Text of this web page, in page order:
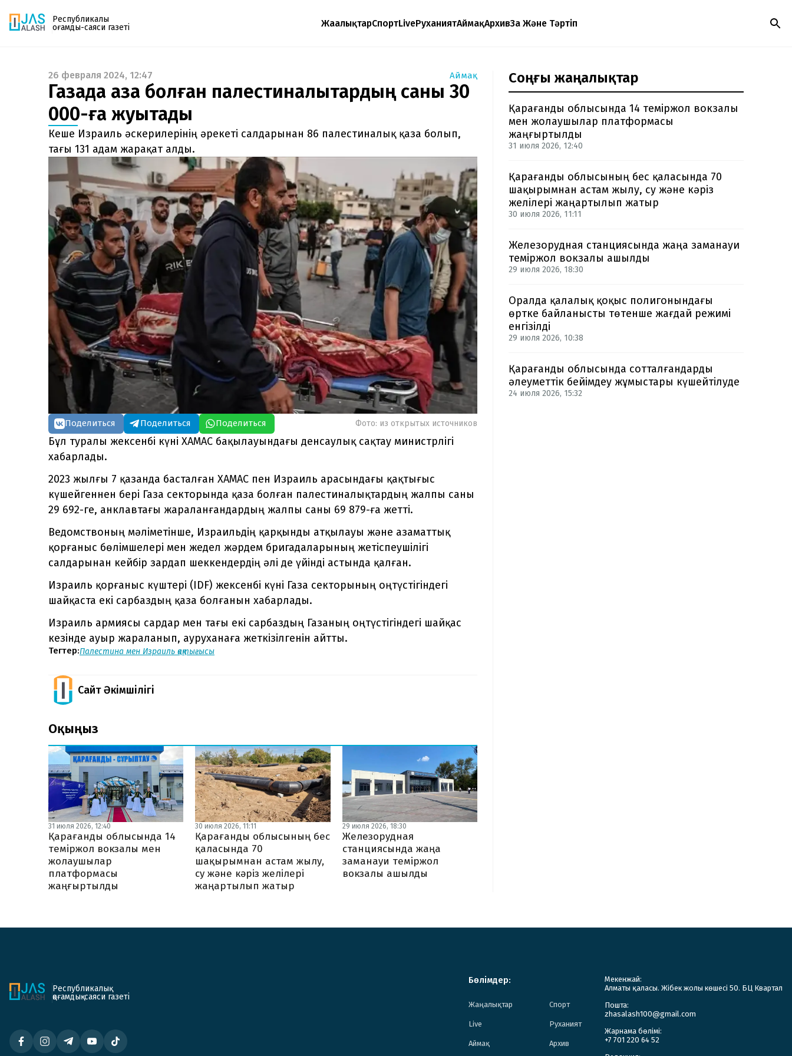
Республикалық
қоғамдық-саяси газеті
ЖаңалықтарСпортLiveРуханиятАймақАрхивЗаң Және Тәртіп
Газетке жазылу
PDF форматтағы газетті ай сайын электронды
поштаңызға алып отырыңыз. Жаңа нөмір
шыққан сәтте сізге бірден жіберіледі. Тек email
енгізіңіз, біз қалғанын өзіміз жібереміз.
26 февраля 2024, 12:47 Аймақ
Газада қаза болған палестиналықтардың саны 30
000-ға жуықтады
Кеше Израиль әскерилерінің әрекеті салдарынан 86 палестиналық қаза болып,
тағы 131 адам жарақат алды.
Поделиться Поделиться Поделиться Фото: из открытых источников
Бұл туралы жексенбі күні ХАМАС бақылауындағы денсаулық сақтау министрлігі
хабарлады.
2023 жылғы 7 қазанда басталған ХАМАС пен Израиль арасындағы қақтығыс
күшейгеннен бері Газа секторында қаза болған палестиналықтардың жалпы саны
29 692-ге, анклавтағы жараланғандардың жалпы саны 69 879-ға жетті.
Ведомствоның мәліметінше, Израильдің қарқынды атқылауы және азаматтық
қорғаныс бөлімшелері мен жедел жәрдем бригадаларының жетіспеушілігі
салдарынан кейбір зардап шеккендердің әлі де үйінді астында қалған.
Израиль қорғаныс күштері (IDF) жексенбі күні Газа секторының оңтүстігіндегі
шайқаста екі сарбаздың қаза болғанын хабарлады.
Израиль армиясы сардар мен тағы екі сарбаздың Газаның оңтүстігіндегі шайқас
кезінде ауыр жараланып, ауруханаға жеткізілгенін айтты.
Тегтер:Палестина мен Израиль қақтығысы
Сайт Әкімшілігі
Оқыңыз
31 июля 2026, 12:40
Қарағанды облысында 14
теміржол вокзалы мен
жолаушылар
платформасы
жаңғыртылды
30 июля 2026, 11:11
Қарағанды облысының бес
қаласында 70
шақырымнан астам жылу,
су және кәріз желілері
жаңартылып жатыр
29 июля 2026, 18:30
Железорудная
станциясында жаңа
заманауи теміржол
вокзалы ашылды
Соңғы жаңалықтар
Қарағанды облысында 14 теміржол вокзалы
мен жолаушылар платформасы
жаңғыртылды
31 июля 2026, 12:40
Қарағанды облысының бес қаласында 70
шақырымнан астам жылу, су және кәріз
желілері жаңартылып жатыр
30 июля 2026, 11:11
Железорудная станциясында жаңа заманауи
теміржол вокзалы ашылды
29 июля 2026, 18:30
Оралда қалалық қоқыс полигонындағы
өртке байланысты төтенше жағдай режимі
енгізілді
29 июля 2026, 10:38
Қарағанды облысында сотталғандарды
әлеуметтік бейімдеу жұмыстары күшейтілуде
24 июля 2026, 15:32
Республикалық
қоғамдық-саяси газеті
Бөлімдер:
Жаңалықтар Спорт
Live Руханият
Аймақ Архив
Мекенжай:
Алматы қаласы. Жібек жолы көшесі 50. БЦ Квартал
Пошта:
zhasalash100@gmail.com
Жарнама бөлімі:
+7 701 220 64 52